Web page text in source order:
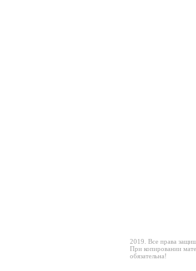
2019. Все права
При копировании
обязательна!